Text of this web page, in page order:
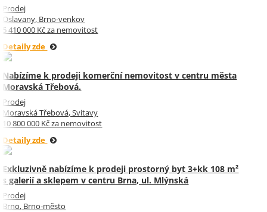
Prodej
Oslavany, Brno-venkov
5 410 000 Kč za nemovitost
Detaily zde
Nabízíme k prodeji komerční nemovitost v centru města
Moravská Třebová.
Prodej
Moravská Třebová, Svitavy
10 800 000 Kč za nemovitost
Detaily zde
Exkluzivně nabízíme k prodeji prostorný byt 3+kk 108 m²
s galerií a sklepem v centru Brna, ul. Mlýnská
Prodej
Brno, Brno-město